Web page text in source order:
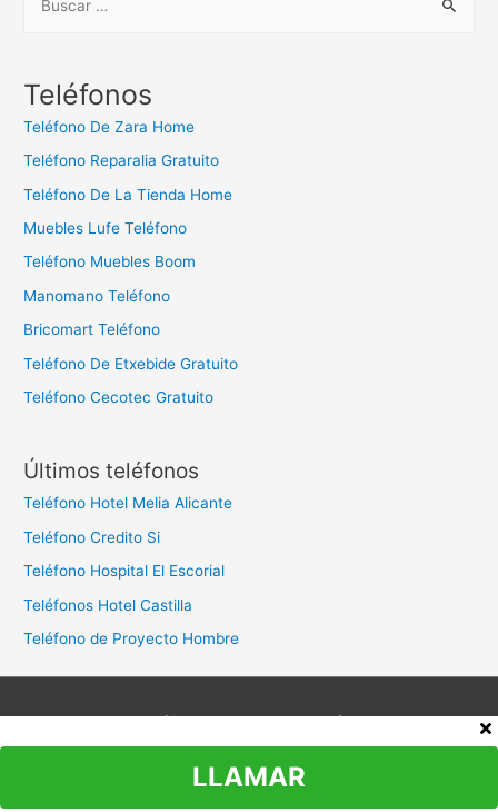
c
:
Teléfonos
Teléfono De Zara Home
Teléfono Reparalia Gratuito
Teléfono De La Tienda Home
Muebles Lufe Teléfono
Teléfono Muebles Boom
Manomano Teléfono
Bricomart Teléfono
Teléfono De Etxebide Gratuito
Teléfono Cecotec Gratuito
Últimos teléfonos
Teléfono Hotel Melia Alicante
Teléfono Credito Si
Teléfono Hospital El Escorial
Teléfonos Hotel Castilla
Teléfono de Proyecto Hombre
Aviso legal Política de privacidad
Política de cookies
Contacto
Copyright © 2026Teléfono Atención al Cliente
LLAMAR